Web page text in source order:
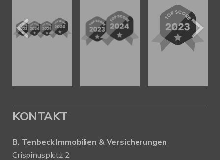
KONTAKT
B. Tenbeck Immobilien & Versicherungen
Crispinusplatz 2